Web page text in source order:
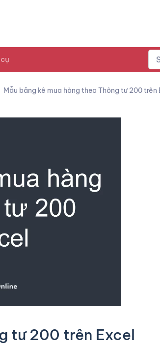
Mẫu bảng kê mua hàng theo Thông tư 200 trên
tư 200 trên Excel